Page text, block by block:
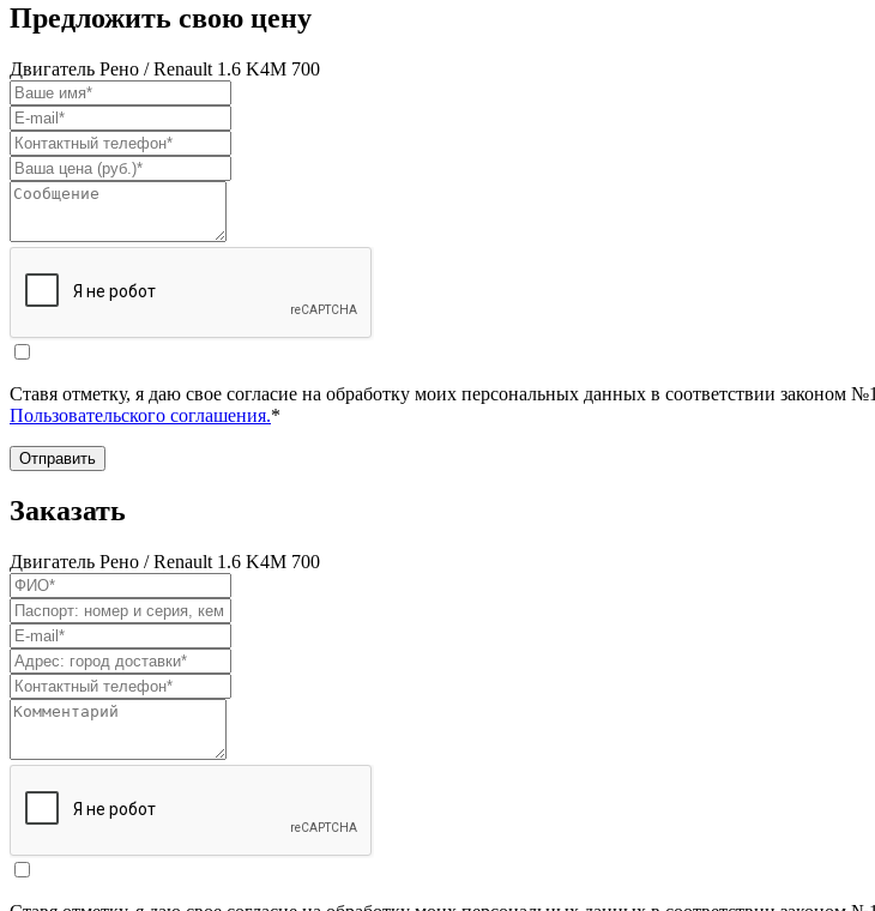
Предложить свою цену
Двигатель Рено / Renault 1.6 K4M 700
Ставя отметку, я даю свое согласие на обработку моих персональных данных в соответствии
Пользовательского соглашения.*
Отправить
Заказать
Двигатель Рено / Renault 1.6 K4M 700